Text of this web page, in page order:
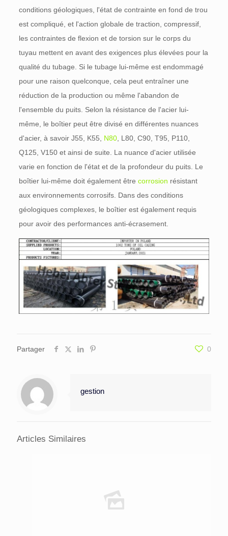
conditions géologiques, l'état de contrainte en fond de trou
est compliqué, et l'action globale de traction, compressif,
les contraintes de flexion et de torsion sur le corps du
tuyau mettent en avant des exigences plus élevées pour la
qualité du tubage. Si le tubage lui-même est endommagé
pour une raison quelconque, cela peut entraîner une
réduction de la production ou même l'abandon de
l'ensemble du puits. Selon la résistance de l'acier lui-
même, le boîtier peut être divisé en différentes nuances
d'acier, à savoir J55, K55, N80, L80, C90, T95, P110,
Q125, V150 et ainsi de suite. La nuance d'acier utilisée
varie en fonction de l'état et de la profondeur du puits. Le
boîtier lui-même doit également être corrosion résistant
aux environnements corrosifs. Dans des conditions
géologiques complexes, le boîtier est également requis
pour avoir des performances anti-écrasement.
Partager 0
gestion
Articles Similaires